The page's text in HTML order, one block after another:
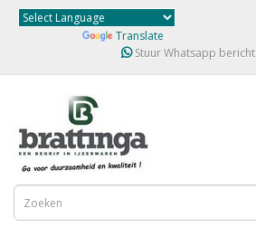
Translate
Stuur Whatsapp bericht